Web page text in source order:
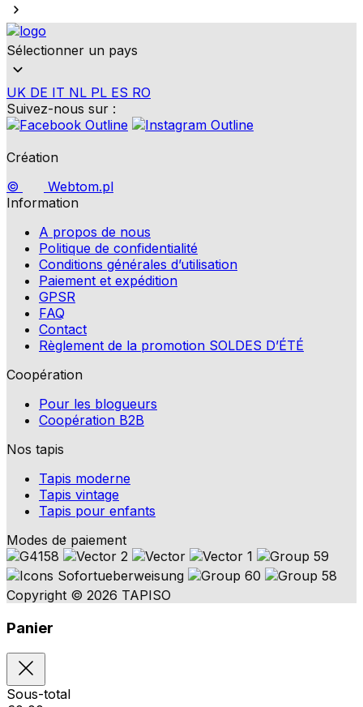
Sélectionner un pays
UK DE IT NL PL ES RO
Suivez-nous sur :
Création
©
Webtom.pl
Information
A propos de nous
Politique de confidentialité
Conditions générales d’utilisation
Paiement et expédition
GPSR
FAQ
Contact
Règlement de la promotion SOLDES D’ÉTÉ
Coopération
Pour les blogueurs
Coopération B2B
Nos tapis
Tapis moderne
Tapis vintage
Tapis pour enfants
Modes de paiement
Copyright © 2026 TAPISO
Panier
Sous-total